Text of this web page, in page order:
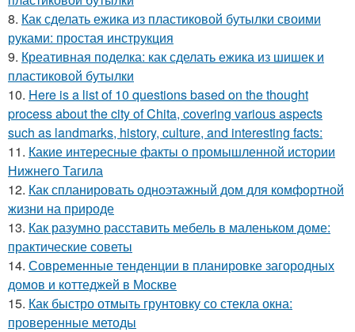
8. Как сделать ежика из пластиковой бутылки своими
руками: простая инструкция
9. Креативная поделка: как сделать ежика из шишек и
пластиковой бутылки
10. Here is a list of 10 questions based on the thought
process about the city of Chita, covering various aspects
such as landmarks, history, culture, and interesting facts:
11. Какие интересные факты о промышленной истории
Нижнего Тагила
12. Как спланировать одноэтажный дом для комфортной
жизни на природе
13. Как разумно расставить мебель в маленьком доме:
практические советы
14. Современные тенденции в планировке загородных
домов и коттеджей в Москве
15. Как быстро отмыть грунтовку со стекла окна:
проверенные методы